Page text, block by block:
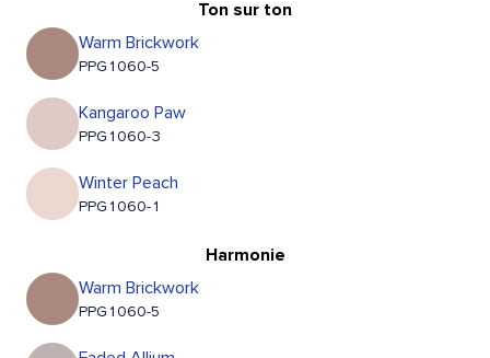
Ton sur ton
Warm Brickwork
PPG1060-5
Kangaroo Paw
PPG1060-3
Winter Peach
PPG1060-1
Harmonie
Warm Brickwork
PPG1060-5